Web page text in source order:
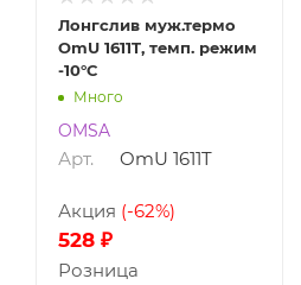
Лонгслив муж.термо
OmU 1611T, темп. режим
-10°С
Много
OMSA
Арт. OmU 1611T
528 ₽
Акция (-62%)
Розница